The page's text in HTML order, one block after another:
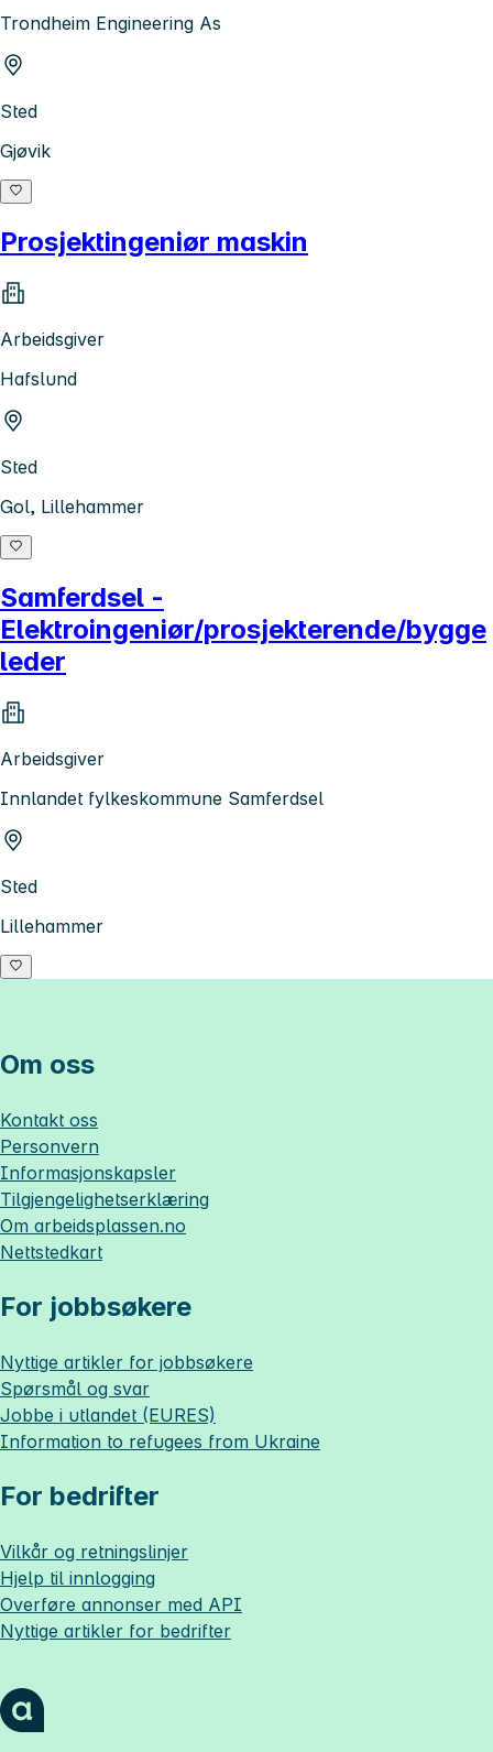
Trondheim Engineering As
Sted
Gjøvik
Prosjektingeniør maskin
Arbeidsgiver
Hafslund
Sted
Gol, Lillehammer
Samferdsel -
Elektroingeniør/prosjekterende/bygge
leder
Arbeidsgiver
Innlandet fylkeskommune Samferdsel
Sted
Lillehammer
Om oss
Kontakt oss
Personvern
Informasjonskapsler
Tilgjengelighetserklæring
Om arbeidsplassen.no
Nettstedkart
For jobbsøkere
Nyttige artikler for jobbsøkere
Spørsmål og svar
Jobbe i utlandet (EURES)
Information to refugees from Ukraine
For bedrifter
Vilkår og retningslinjer
Hjelp til innlogging
Overføre annonser med API
Nyttige artikler for bedrifter